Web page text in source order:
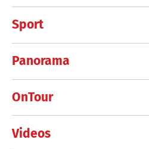
Sport
Panorama
OnTour
Videos